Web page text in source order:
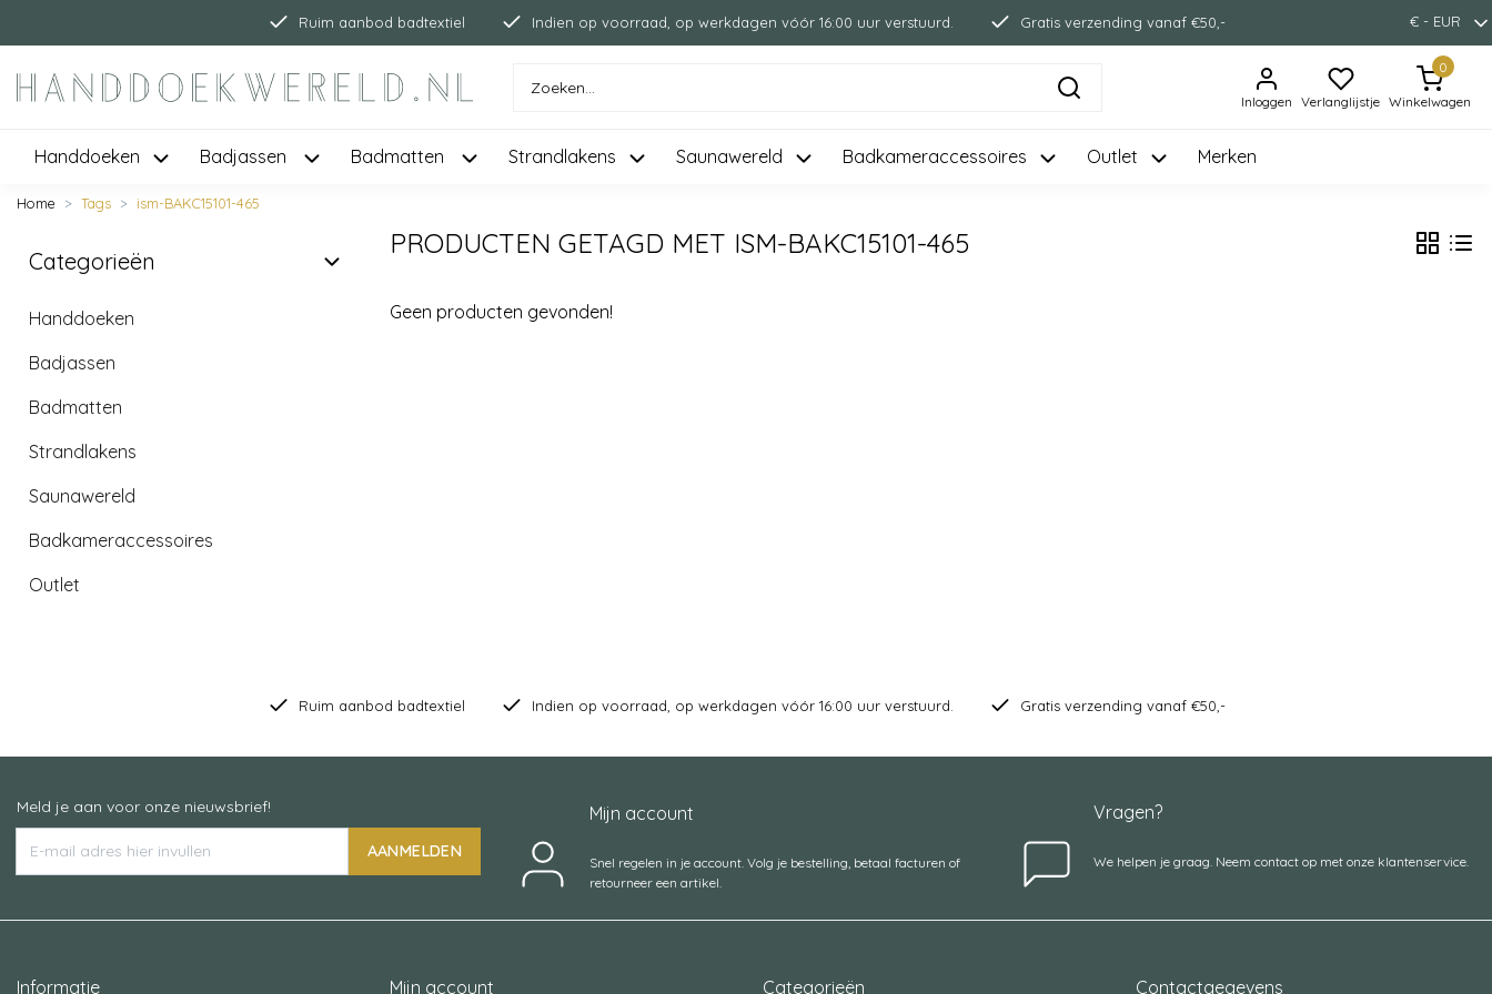
Ruim aanbod badtextiel Indien op voorraad, op werkdagen vóór 16:00 uur verstuurd. Gratis verzending vanaf €50,- € - EUR
Inloggen Verlanglijstje
0
Winkelwagen
Handdoeken Badjassen Badmatten Strandlakens Saunawereld Badkameraccessoires Outlet Merken
Home Tags ism-BAKC15101-465
Categorieën
Handdoeken
Badjassen
Badmatten
Strandlakens
Saunawereld
Badkameraccessoires
Outlet
PRODUCTEN GETAGD MET ISM-BAKC15101-465
Geen producten gevonden!
Ruim aanbod badtextiel Indien op voorraad, op werkdagen vóór 16:00 uur verstuurd. Gratis verzending vanaf €50,-
Meld je aan voor onze nieuwsbrief!
AANMELDEN
Mijn account
Snel regelen in je account. Volg je bestelling, betaal facturen of
retourneer een artikel.
Vragen?
We helpen je graag. Neem contact op met onze klantenservice.
Informatie Mijn account Categorieën Contactgegevens